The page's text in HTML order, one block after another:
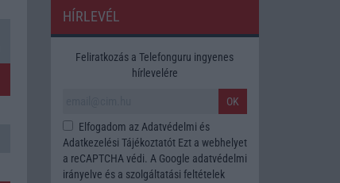
HÍRLEVÉL
Feliratkozás a Telefonguru ingyenes
hírlevelére
OK
Elfogadom az Adatvédelmi és
Adatkezelési TájékoztatótEzt a webhelyet
a reCAPTCHA védi. A Google adatvédelmi
irányelve és a szolgáltatási feltételek